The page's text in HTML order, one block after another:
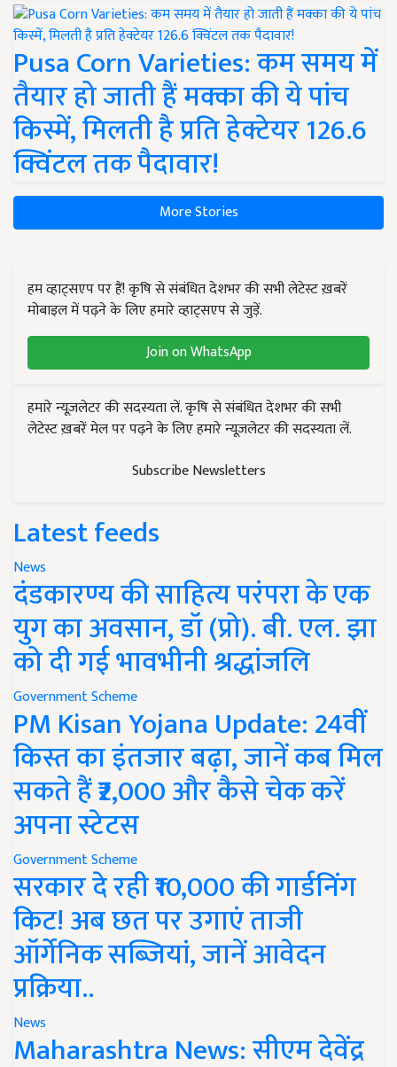
Pusa Corn Varieties: कम समय में
तैयार हो जाती हैं मक्का की ये पांच
किस्में, मिलती है प्रति हेक्टेयर 126.6
क्विंटल तक पैदावार!
More Stories
हम व्हाट्सएप पर हैं! कृषि से संबंधित देशभर की सभी लेटेस्ट ख़बरें
मोबाइल में पढ़ने के लिए हमारे व्हाट्सएप से जुड़ें.
Join on WhatsApp
हमारे न्यूज़लेटर की सदस्यता लें. कृषि से संबंधित देशभर की सभी
लेटेस्ट ख़बरें मेल पर पढ़ने के लिए हमारे न्यूज़लेटर की सदस्यता लें.
Subscribe Newsletters
Latest feeds
News
दंडकारण्य की साहित्य परंपरा के एक
युग का अवसान, डॉ (प्रो). बी. एल. झा
को दी गई भावभीनी श्रद्धांजलि
Government Scheme
PM Kisan Yojana Update: 24वीं
किस्त का इंतजार बढ़ा, जानें कब मिल
सकते हैं ₹2,000 और कैसे चेक करें
अपना स्टेटस
Government Scheme
सरकार दे रही ₹10,000 की गार्डनिंग
किट! अब छत पर उगाएं ताजी
ऑर्गेनिक सब्जियां, जानें आवेदन
प्रक्रिया..
News
Maharashtra News: सीएम देवेंद्र